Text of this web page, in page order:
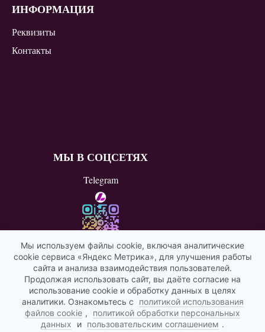
ИНФОРМАЦИЯ
Реквизиты
Контакты
МЫ В СОЦСЕТЯХ
Telegram
ВКонтакте
Яндекс ИКС
Мы используем файлы cookie, включая аналитические
cookie сервиса «Яндекс Метрика», для улучшения работы
сайта и анализа взаимодействия пользователей.
Продолжая использовать сайт, вы даёте согласие на
использование cookie и обработку данных в целях
аналитики. Ознакомьтесь с
политикой использования
файлов cookie ,
политикой обработки персональных
данных
и пользовательским соглашением .